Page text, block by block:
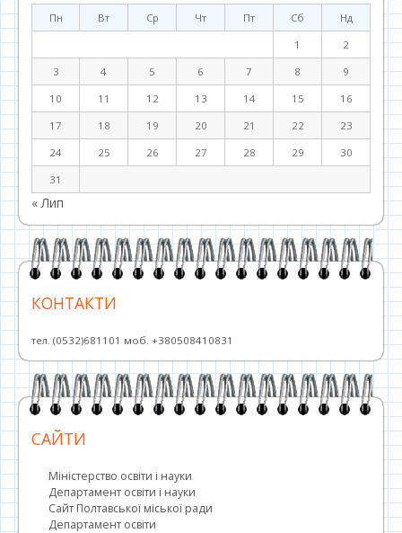
Пн
Вт Ср Чт Пт Сб
Нд
1
2
3
4 5 6 7 8
9
10
11 12 13 14 15
16
17
18 19 20 21 22
23
24
25 26 27 28 29
30
31
« Лип
КОНТАКТИ
тел. (0532)681101 моб. +380508410831
САЙТИ
Міністерство освіти і науки
Департамент освіти і науки
Сайт Полтавської міської ради
Департамент освіти